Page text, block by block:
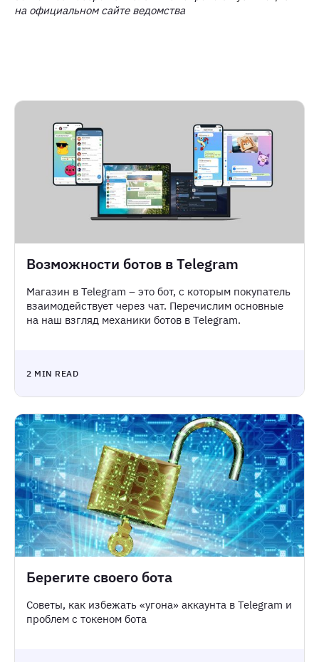
на официальном сайте ведомства
Возможности ботов в Telegram
Магазин в Telegram – это бот, с которым покупатель
взаимодействует через чат. Перечислим основные
на наш взгляд механики ботов в Telegram.
2 MIN READ
Берегите своего бота
Советы, как избежать «угона» аккаунта в Telegram и
проблем с токеном бота